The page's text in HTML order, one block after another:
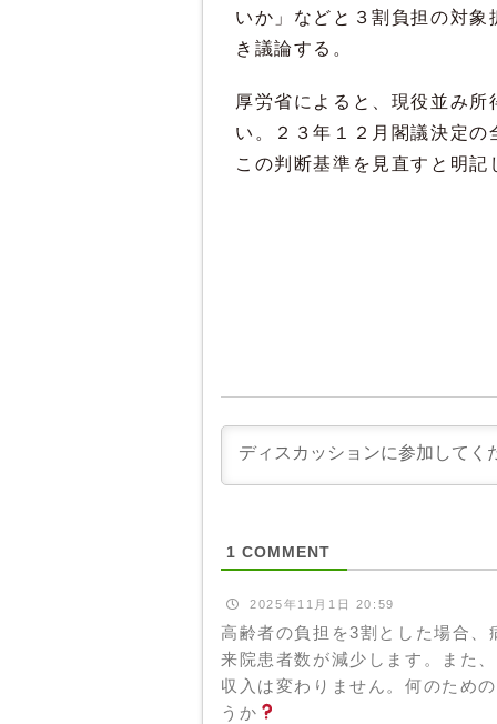
いか」などと３割負担の対
き議論する。
厚労省によると、現役並み
い。２３年１２月閣議決定
この判断基準を見直すと明記
1 COMMENT
2025年11月1日 20:59
高齢者の負担を3割とした場合
来院患者数が減少します。また
収入は変わりません。何のため
うか